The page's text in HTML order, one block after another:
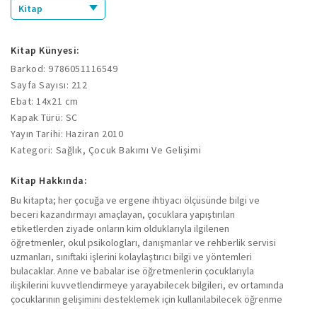
Kitap
Kitap Künyesi:
Barkod: 9786051116549
Sayfa Sayısı: 212
Ebat: 14x21 cm
Kapak Türü: SC
Yayın Tarihi: Haziran 2010
Kategori: Sağlık, Çocuk Bakımı Ve Gelişimi
Kitap Hakkında:
Bu kitapta; her çocuğa ve ergene ihtiyacı ölçüsünde bilgi ve
beceri kazandırmayı amaçlayan, çocuklara yapıştırılan
etiketlerden ziyade onların kim olduklarıyla ilgilenen
öğretmenler, okul psikologları, danışmanlar ve rehberlik servisi
uzmanları, sınıftaki işlerini kolaylaştırıcı bilgi ve yöntemleri
bulacaklar. Anne ve babalar ise öğretmenlerin çocuklarıyla
ilişkilerini kuvvetlendirmeye yarayabilecek bilgileri, ev ortamında
çocuklarının gelişimini desteklemek için kullanılabilecek öğrenme